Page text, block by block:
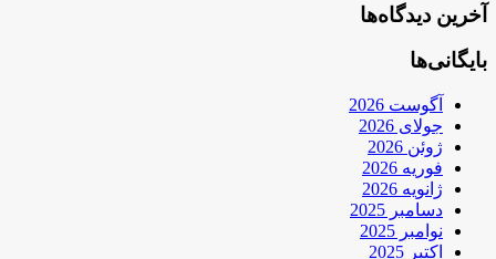
آخرین دیدگاه‌ها
بایگانی‌ها
آگوست 2026
جولای 2026
ژوئن 2026
فوریه 2026
ژانویه 2026
دسامبر 2025
نوامبر 2025
اکتبر 2025